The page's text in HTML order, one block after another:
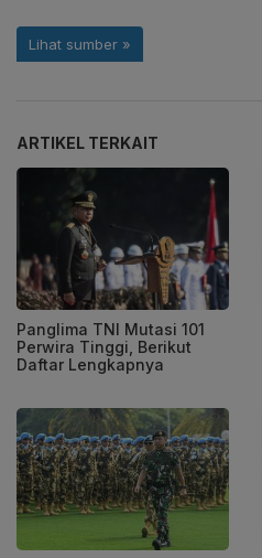
ARTIKEL TERKAIT
Panglima TNI Mutasi 101
Perwira Tinggi, Berikut
Daftar Lengkapnya